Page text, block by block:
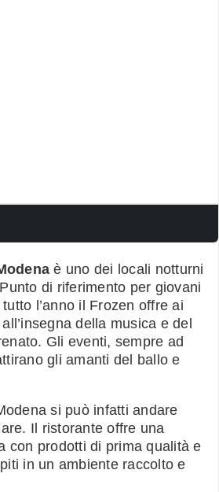
è uno dei locali notturni
di riferimento per giovani
l’anno il Frozen offre ai
della musica e del
Gli eventi, sempre ad
gli amanti del ballo e
si può infatti andare
Il ristorante offre una
con prodotti di prima qualità e
in un ambiente raccolto e